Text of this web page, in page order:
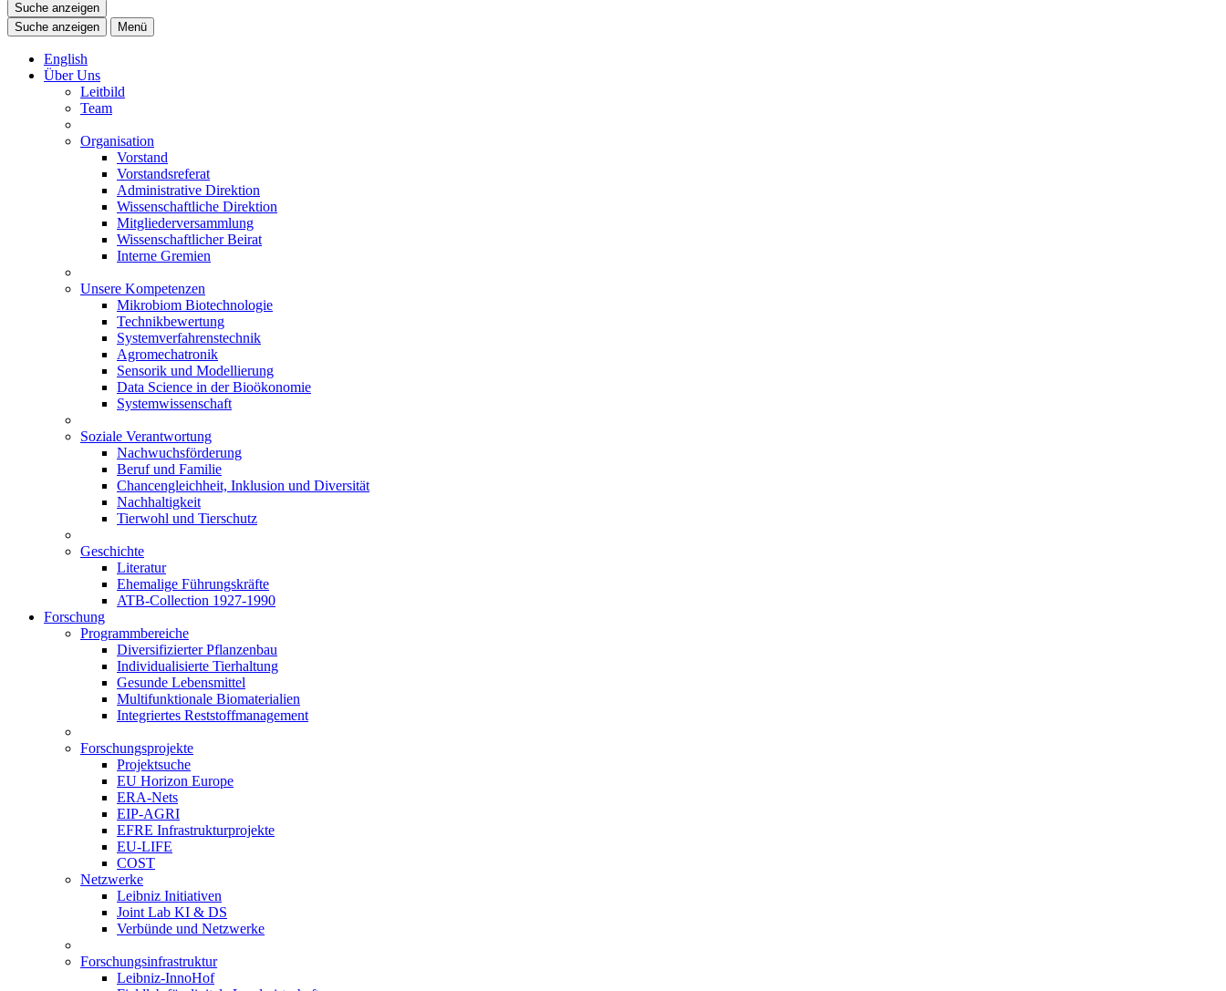
Suche anzeigen
Suche anzeigen
Menü
English
Über Uns
Leitbild
Team
Organisation
Vorstand
Vorstandsreferat
Administrative Direktion
Wissenschaftliche Direktion
Mitgliederversammlung
Wissenschaftlicher Beirat
Interne Gremien
Unsere Kompetenzen
Mikrobiom Biotechnologie
Technikbewertung
Systemverfahrenstechnik
Agromechatronik
Sensorik und Modellierung
Data Science in der Bioökonomie
Systemwissenschaft
Soziale Verantwortung
Nachwuchsförderung
Beruf und Familie
Chancengleichheit, Inklusion und Diversität
Nachhaltigkeit
Tierwohl und Tierschutz
Geschichte
Literatur
Ehemalige Führungskräfte
ATB-Collection 1927-1990
Forschung
Programmbereiche
Diversifizierter Pflanzenbau
Individualisierte Tierhaltung
Gesunde Lebensmittel
Multifunktionale Biomaterialien
Integriertes Reststoffmanagement
Forschungsprojekte
Projektsuche
EU Horizon Europe
ERA-Nets
EIP-AGRI
EFRE Infrastrukturprojekte
EU-LIFE
COST
Netzwerke
Leibniz Initiativen
Joint Lab KI & DS
Verbünde und Netzwerke
Forschungsinfrastruktur
Leibniz-InnoHof